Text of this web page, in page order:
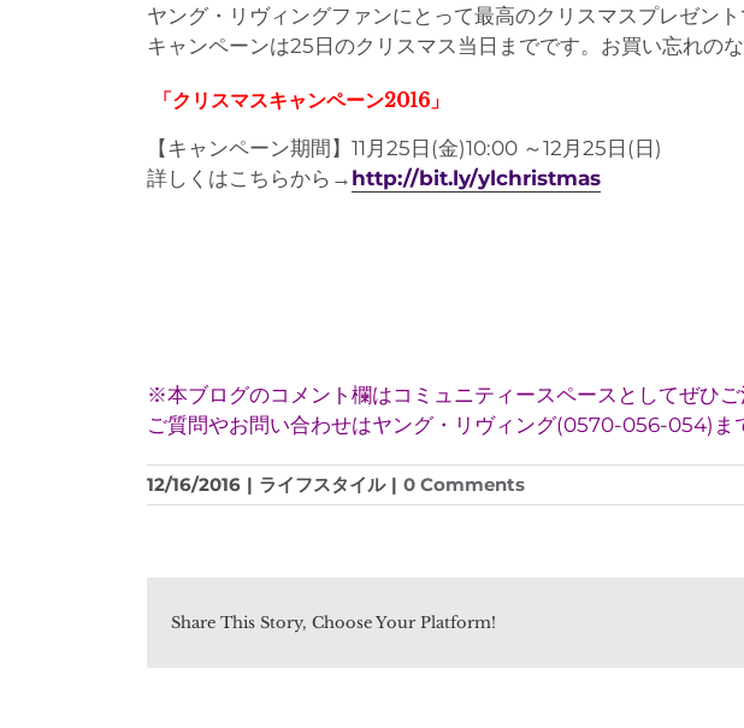
ヤング・リヴィングファンにとって最高のクリスマスプレゼン
キャンペーンは25日のクリスマス当日までです。お買い忘れの
「クリスマスキャンペーン2016」
【キャンペーン期間】11月25日(金)10:00 ～12月25日(日)
詳しくはこちらから→ http://bit.ly/ylchristmas
※本ブログのコメント欄はコミュニティースペースとしてぜひご
ご質問やお問い合わせはヤング・リヴィング(0570-056-054)ま
12/16/2016 | ライフスタイル | 0 Comments
Share This Story, Choose Your Platform!